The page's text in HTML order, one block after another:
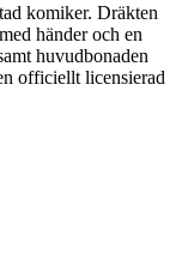
komiker. Dräkten
händer och en
huvudbonaden
officiellt licensierad